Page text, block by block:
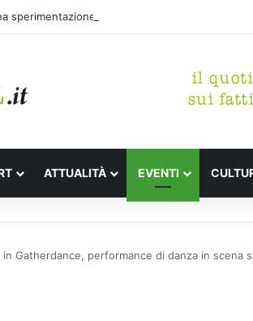
sperimentazione per incrementare il piano di
ATTUALITÀ EVENTI
Gatherdance, performance di danza in scena